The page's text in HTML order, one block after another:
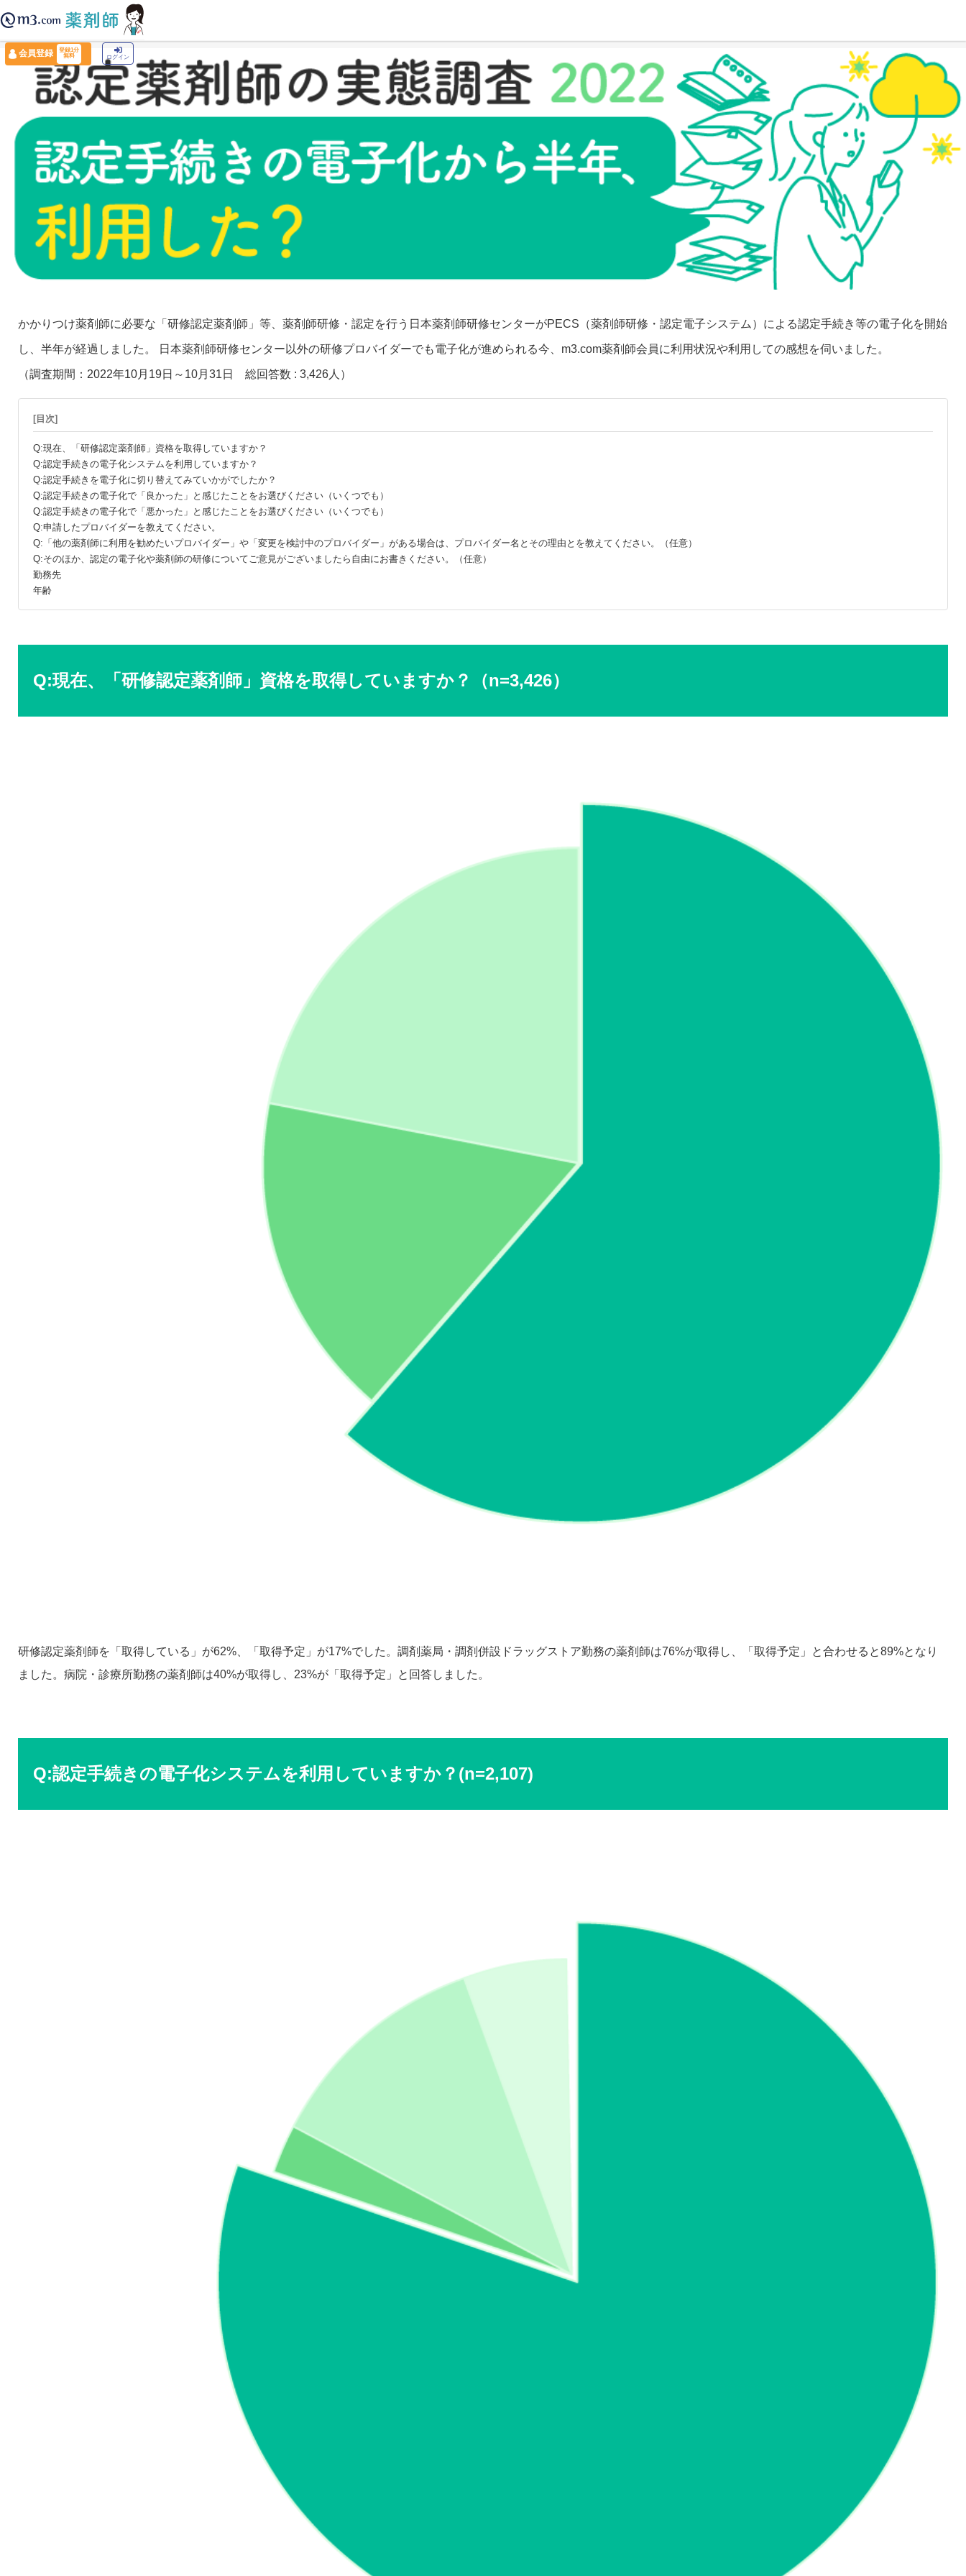
会員登録
登録1分
無料
ログイン
› 認定薬剤師の実態調査2022
かかりつけ薬剤師に必要な「研修認定薬剤師」等、薬剤師研修・認定を行う日本薬剤師研修センターがPECS（薬剤師研修・認定電子システム）による認定手続き等の電子化を開始
し、半年が経過しました。 日本薬剤師研修センター以外の研修プロバイダーでも電子化が進められる今、m3.com薬剤師会員に利用状況や利用しての感想を伺いました。
（調査期間：2022年10月19日～10月31日 総回答数 : 3,426人）
[目次]
Q:現在、「研修認定薬剤師」資格を取得していますか？
Q:認定手続きの電子化システムを利用していますか？
Q:認定手続きを電子化に切り替えてみていかがでしたか？
Q:認定手続きの電子化で「良かった」と感じたことをお選びください（いくつでも）
Q:認定手続きの電子化で「悪かった」と感じたことをお選びください（いくつでも）
Q:申請したプロバイダーを教えてください。
Q:「他の薬剤師に利用を勧めたいプロバイダー」や「変更を検討中のプロバイダー」がある場合は、プロバイダー名とその理由とを教えてください。（任意）
Q:そのほか、認定の電子化や薬剤師の研修についてご意見がございましたら自由にお書きください。（任意）
勤務先
年齢
Q:現在、「研修認定薬剤師」資格を取得していますか？（n=3,426）
研修認定薬剤師を「取得している」が62%、「取得予定」が17%でした。調剤薬局・調剤併設ドラッグストア勤務の薬剤師は76%が取得し、「取得予定」と合わせると89%となり
ました。病院・診療所勤務の薬剤師は40%が取得し、23%が「取得予定」と回答しました。
Q:認定手続きの電子化システムを利用していますか？(n=2,107)